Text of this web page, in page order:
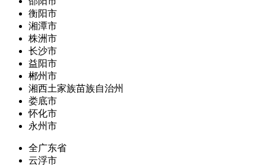
衡阳市
湘潭市
株洲市
长沙市
益阳市
郴州市
湘西土家族苗族自治州
娄底市
怀化市
永州市
全广东省
云浮市